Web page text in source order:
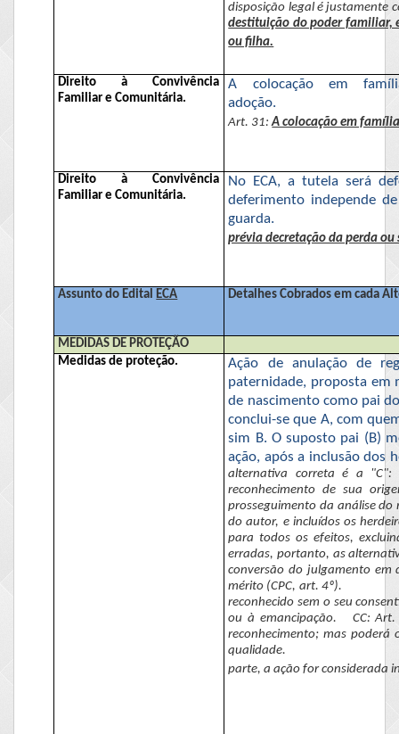
disposição legal é justamente
destituição do poder familiar,
ou filha.
Direito à Convivência
Familiar e Comunitária.
A colocação em
adoção.
Art. 31:A colocação em
Direito à Convivência
Familiar e Comunitária.
No ECA, a tutela será
deferimento independe
guarda.
prévia decretação da perda
Assunto do EditalECA Detalhes Cobrados em cada
MEDIDAS DE PROTEÇÃO
Medidas de proteção.
Ação de anulação de
paternidade, proposta em
de nascimento como pai
conclui-se que A, com
sim B. O suposto pai (B)
ação, após a inclusão dos
alternativa correta é a "C":
reconhecimento de sua
prosseguimento da análise do
do autor, e incluídosos
para todos os efeitos,
erradas, portanto, as
conversão do julgamento em
mérito (CPC, art. 4º).
reconhecido sem o seu
ou à emancipação.
CC:
reconhecimento; mas
qualidade.
parte, a ação for considerada